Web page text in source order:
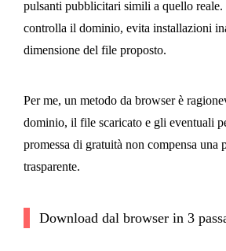
pulsanti pubblicitari simili a quello reale.
controlla il dominio, evita installazioni
dimensione del file proposto.
Per me, un metodo da browser è
dominio, il file scaricato e gli eventuali
promessa di gratuità non compensa una
trasparente.
Download dal browser in 3